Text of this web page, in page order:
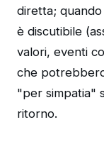
diretta;
è discutibile
valori, eventi
che
"per simpatia"
ritorno.